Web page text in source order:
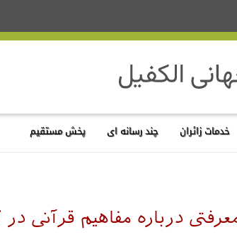
خدمات زائران چند رسانه ای پخش مستقیم
درباره مفاهیم قرآنی در